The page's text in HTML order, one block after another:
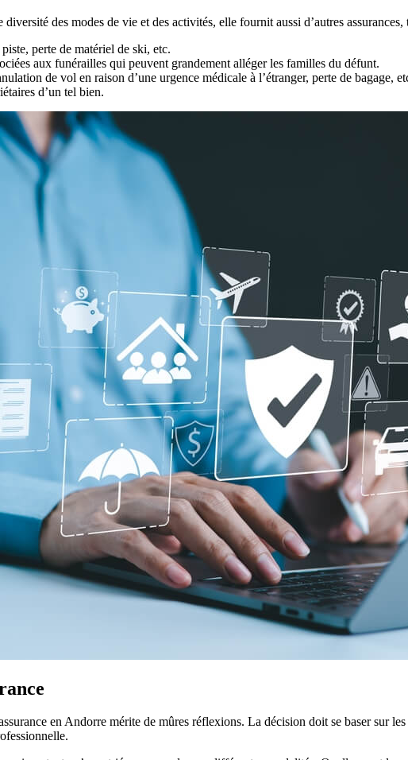
des modes de vie et des activités, elle fournit aussi d’autres assurances,
perte de matériel de ski, etc.
aux funérailles qui peuvent grandement alléger les familles du défunt.
de vol en raison d’une urgence médicale à l’étranger, perte de bagage,
d’un tel bien.
en Andorre mérite de mûres réflexions. La décision doit se baser sur